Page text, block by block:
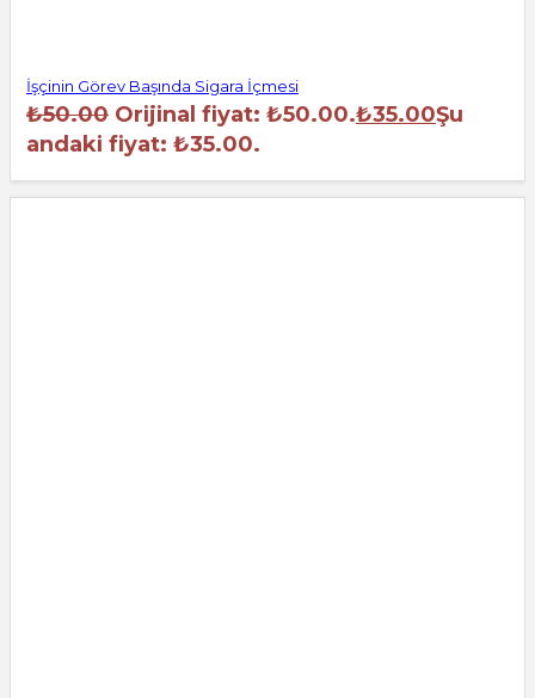
İşçinin Görev Başında Sigara İçmesi
₺50.00 Orijinal fiyat: ₺50.00.₺35.00Şu
andaki fiyat: ₺35.00.